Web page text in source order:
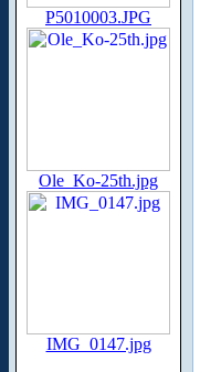
P5010003.JPG
Ole_Ko-25th.jpg
IMG_0147.jpg